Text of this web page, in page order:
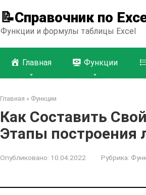
📝Справочник по
Функции и формулы таблицы Excel
Главная Функции
Главная » Функции
Как Составить
Этапы построения
Опубликовано: 10.04.2022 Рубрика: